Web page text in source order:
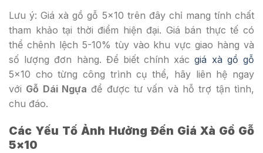
Lưu ý: Giá xà gồ gỗ 5×10 trên đây chỉ mang tính chất
tham khảo tại thời điểm hiện đại. Giá bán thực tế có
thể chênh lệch 5-10% tùy vào khu vực giao hàng và
số lượng đơn hàng. Để biết chính xácgiá xà gồ gỗ
5×10 cho từng công trình cụ thể, hãy liên hệ ngay
với Gỗ Dái Ngựa để được tư vấn và hỗ trợ tận tình,
chu đáo.
Các Yếu Tố Ảnh Hưởng Đến Giá Xà Gồ Gỗ
5×10